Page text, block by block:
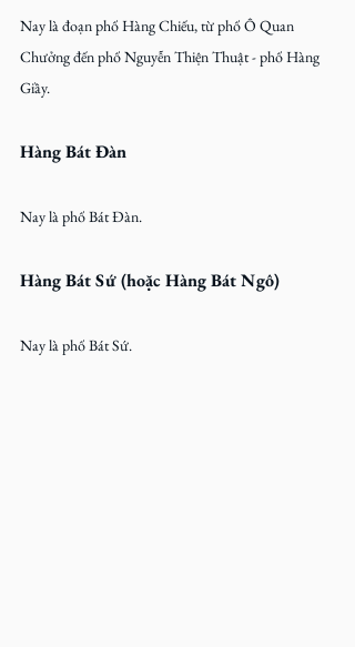
Nay là đoạn phố Hàng Chiếu, từ phố Ô Quan
Chưởng đến phố Nguyễn Thiện Thuật - phố Hàng
Giầy.
Hàng Bát Đàn
Nay là phố Bát Đàn.
Hàng Bát Sứ (hoặc Hàng Bát Ngô)
Nay là phố Bát Sứ.